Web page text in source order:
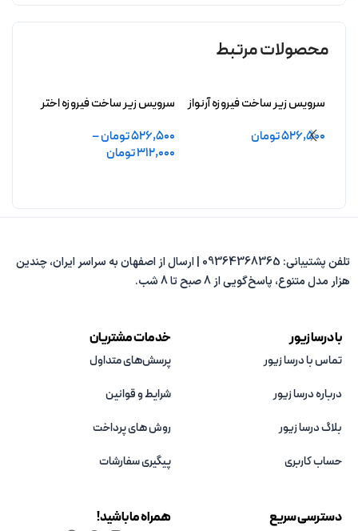
محصولات مرتبط
سرویس زیر ساخت فیروزه آرنواز
526,500تومان
سرویس زیر ساخت فیروزه اختر
526,500تومان–
312,000تومان
تلفن پشتیبانی: 09364368365 | ارسال از اصفهان به سراسر ایران، چندین
هزار مدل متنوع، پاسخ‌گویی از 8 صبح تا 8 شب.
با درسا زیور
تماس با درسا زیور
درباره درسا زیور
بلاگ درسا زیور
حساب کاربری
خدمات مشتریان
پرسش‌های متداول
شرایط و قوانین
روش های پرداخت
پیگیری سفارشات
دسترسی سریع همراه ما باشید!